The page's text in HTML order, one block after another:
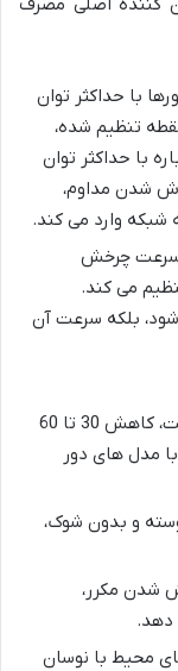
با حداکثر توان
تنظیم شده،
با حداکثر توان
شدن مداوم،
شبکه وارد می کند.
سرعت چرخش
می کند.
بلکه سرعت آن
مهم ترین مزیت، کاهش 30 تا 60
مدل های دور
و بدون شوک،
شدن مکرر،
دهد.
محیط با نوسان